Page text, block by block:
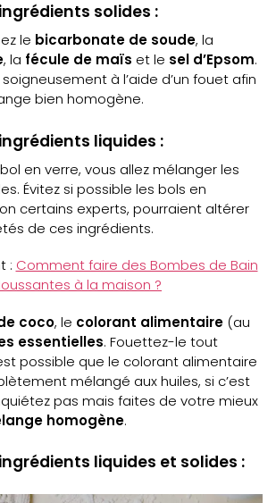
solides :
le bicarbonate de soude, la
, la fécule de maïs et le sel d’Epsom.
à l’aide d’un fouet afin
bien homogène.
liquides :
en verre, vous allez mélanger les
Évitez si possible les bols en
certains experts, pourraient altérer
de ces ingrédients.
: Comment faire des Bombes de Bain
à la maison ?
coco, le colorant alimentaire (au
essentielles. Fouettez-le tout
possible que le colorant alimentaire
mélangé aux huiles, si c’est
pas mais faites de votre mieux
homogène.
liquides et solides :